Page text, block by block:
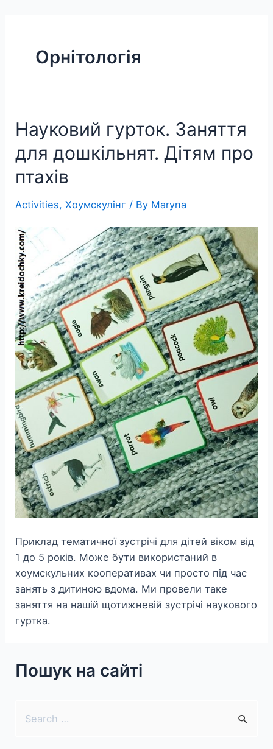
Орнітологія
Науковий гурток. Заняття
для дошкільнят. Дітям про
птахів
Activities,Хоумскулінг / By Maryna
Приклад тематичної зустрічі для дітей віком від
1 до 5 років. Може бути використаний в
хоумскульних кооперативах чи просто під час
занять з дитиною вдома. Ми провели таке
заняття на нашій щотижневій зустрічі наукового
гуртка.
Пошук на сайті